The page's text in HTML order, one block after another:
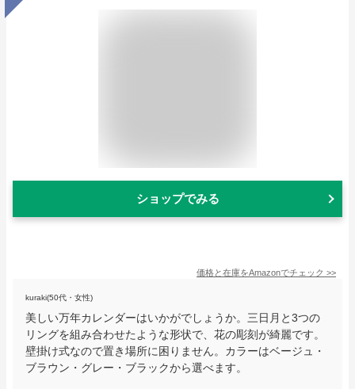
ショップでみる
価格と在庫をAmazonでチェック >>
kuraki(50代・女性)
美しい万年カレンダーはいかがでしょうか。三日月と3つの
リングを組み合わせたような形状で、花の彫刻が綺麗です。
壁掛け式なので置き場所に困りません。カラーはベージュ・
ブラウン・グレー・ブラックから選べます。